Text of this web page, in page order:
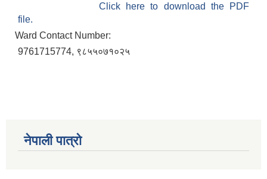
Click here to download the PDF
file.
Ward Contact Number:
9761715774, ९८५५०७१०२५
नेपाली पात्रो